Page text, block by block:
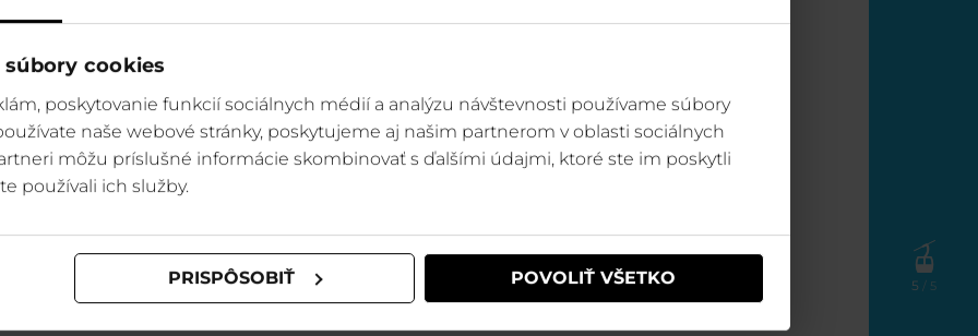
cookies
poskytovanie funkcií sociálnych médií a analýzu návštevnosti používame súbory
naše webové stránky, poskytujeme aj našim partnerom v oblasti sociálnych
môžu príslušné informácie skombinovať s ďalšími údajmi, ktoré ste im poskytli
používali ich služby.
PRISPÔSOBIŤ POVOLIŤ VŠETKO 5 / 5